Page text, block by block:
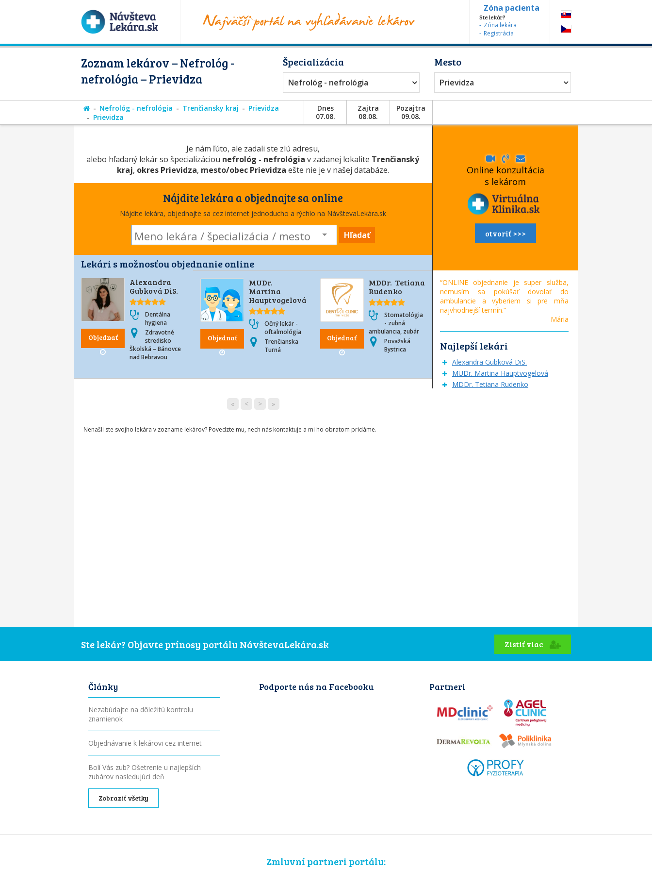
Zóna pacienta
Ste lekár?
Zóna lekára
Registrácia
Zoznam lekárov – Nefrológ -
nefrológia – Prievidza
Špecializácia
Nefrológ - nefrológia
Mesto
Prievidza
Nefrológ - nefrológia Trenčiansky kraj
Prievidza
Prievidza
Dnes
07.08.
Zajtra
08.08.
Pozajtra
09.08.
Je nám ľúto, ale zadali ste zlú adresu,
alebo hľadaný lekár so špecializáciou nefrológ - nefrológia v zadanej lokalite Trenčianský
kraj, okres Prievidza, mesto/obec Prievidza ešte nie je v našej databáze.
Nájdite lekára a objednajte sa online
Nájdite lekára, objednajte sa cez internet jednoducho a rýchlo na NávštevaLekára.sk
Hľadať
Lekári s možnosťou objednanie online
Objednať
Alexandra
Gubková DiS.
Dentálna
hygiena
Zdravotné
stredisko
Školská – Bánovce
nad Bebravou
Objednať
MUDr.
Martina
Hauptvogelová
Očný lekár -
oftalmológia
Trenčianska
Turná
Objednať
MDDr. Tetiana
Rudenko
Stomatológia
- zubná
ambulancia, zubár
Považská
Bystrica
« < > »
Nenašli ste svojho lekára v zozname lekárov? Povedzte mu, nech nás kontaktuje a mi ho obratom pridáme.
Online konzultácia
s lekárom
otvoriť >>>
“ONLINE objednanie je super služba,
nemusím sa pokúšať dovolať do
ambulancie a vyberiem si pre mňa
najvhodnejší termín.“
Mária
Najlepší lekári
Alexandra Gubková DiS.
MUDr. Martina Hauptvogelová
MDDr. Tetiana Rudenko
Ste lekár? Objavte prínosy portálu NávštevaLekára.sk Zistiť viac
Články
Nezabúdajte na dôležitú kontrolu
znamienok
Objednávanie k lekárovi cez internet
Bolí Vás zub? Ošetrenie u najlepších
zubárov nasledujúci deň
Zobraziť všetky
Podporte nás na Facebooku Partneri
Zmluvní partneri portálu: